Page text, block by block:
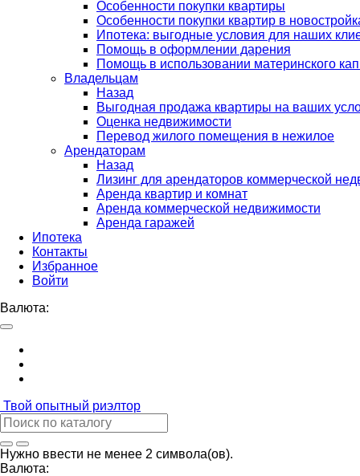
Особенности покупки квартиры
Особенности покупки квартир в
Ипотека: выгодные условия для наших
Помощь в оформлении дарения
Помощь в использовании материнского
Владельцам
Назад
Выгодная продажа квартиры на ваших
Оценка недвижимости
Перевод жилого помещения в нежилое
Арендаторам
Назад
Лизинг для арендаторов коммерческой
Аренда квартир и комнат
Аренда коммерческой недвижимости
Аренда гаражей
Ипотека
Контакты
Избранное
Войти
Валюта:
Твой опытный риэлтор
Нужно ввести не менее 2 символа(ов).
Валюта: